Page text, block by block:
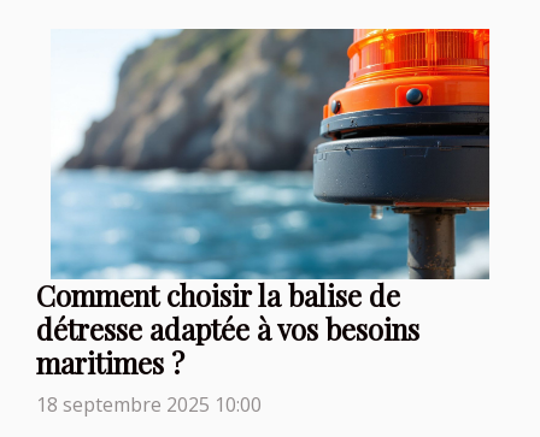
Comment choisir la balise de
détresse adaptée à vos besoins
maritimes ?
18 septembre 2025 10:00